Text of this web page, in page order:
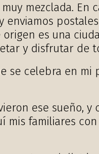
mezclada.
es una
y disfrutar de
se celebra en
ese sueño,
mis familiares